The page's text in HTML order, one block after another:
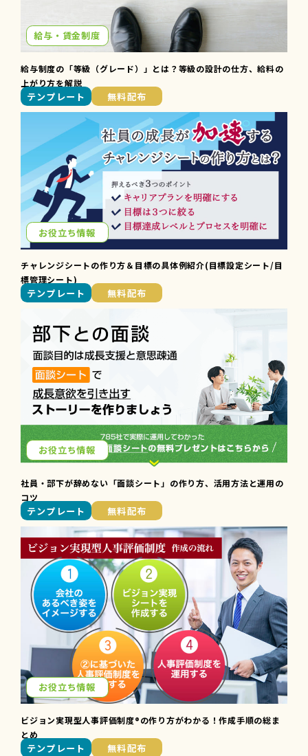
給与・賃金制度
給与制度の「等級（グレード）」とは？等級の設計の仕方、給料の
上がり方を解説
テンプレート 無料配布
お役立ち情報
チャレンジシートの作り方＆目標の具体例紹介(目標設定シート/目
標管理シート)
テンプレート 無料配布
お役立ち情報
社員・部下が辞めない「面談シート」の作り方、活用方法と運用の
コツ
テンプレート 無料配布
お役立ち情報
ビジョン実現型人事評価制度®の作り方がわかる！作成手順の総ま
とめ
テンプレート 無料配布